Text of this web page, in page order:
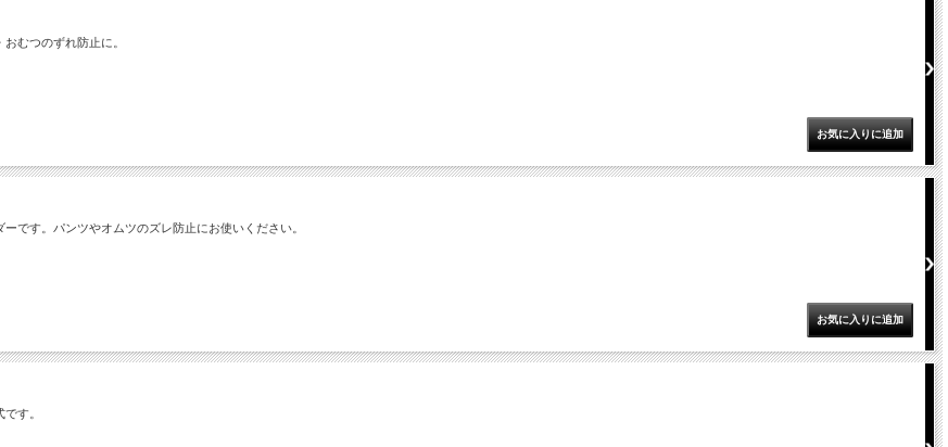
むつのずれ防止に。
です。パンツやオムツのズレ防止にお使いください。
す。